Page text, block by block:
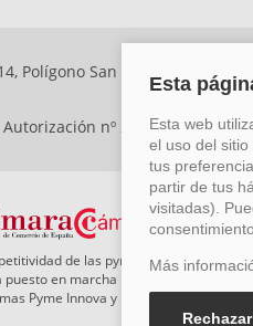
San Rafael, Málaga.
nº 29780-2
de las pymes mediante el
en marcha un Plan de Acción
Pyme Innova y Pyme Cibersegura